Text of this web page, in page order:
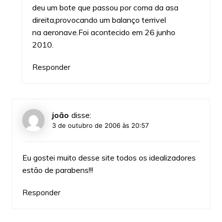
deu um bote que passou por coma da asa
direita,provocando um balanço terrivel
na aeronave.Foi acontecido em 26 junho
2010.
Responder
joão disse:
3 de outubro de 2006 às 20:57
Eu gostei muito desse site todos os idealizadores
estão de parabens!!!
Responder